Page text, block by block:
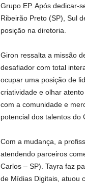
Grupo EP. Após dedicar-
Ribeirão Preto (SP), Sul
posição na diretoria.
Giron ressalta a missão
desafiador com total
ocupar uma posição de
criatividade e olhar
com a comunidade e
potencial dos talentos do
Com a mudança, a
atendendo parceiros
Carlos – SP). Tayra faz
de Mídias Digitais, atuou